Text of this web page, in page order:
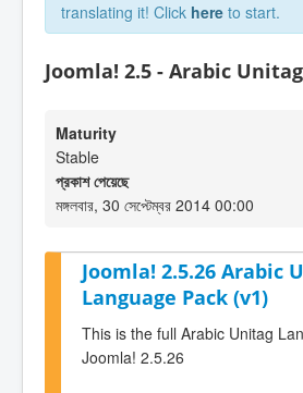
translating it! Click here to start.
Joomla! 2.5 - Arabic Unitag
Maturity
Stable
প্রকাশ পেয়েছে
মঙ্গলবার, 30 সেপ্টেম্বর 2014 00:00
Joomla! 2.5.26 Arabic
Language Pack (v1)
This is the full Arabic Unitag
Joomla! 2.5.26